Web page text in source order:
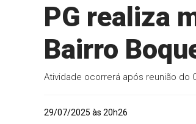
PG realiza
Bairro
Atividade ocorrerá após reunião do
29/07/2025 às 20h26